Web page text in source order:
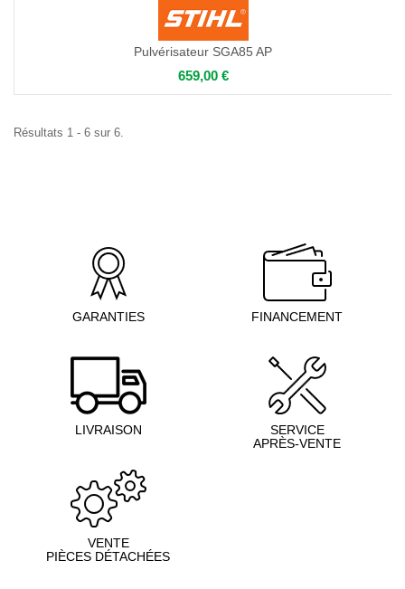
Pulvérisateur SGA85 AP
659,00 €
Résultats 1 - 6 sur 6.
GARANTIES FINANCEMENT
LIVRAISON
SERVICE
APRÈS-VENTE
VENTE
PIÈCES DÉTACHÉES